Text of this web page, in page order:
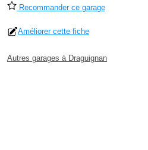
Recommander ce garage
Améliorer cette fiche
Autres garages à Draguignan